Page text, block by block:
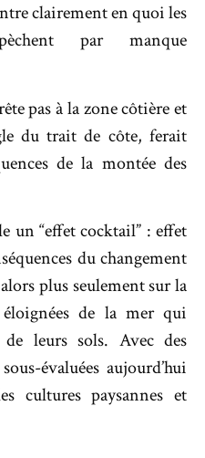
clairement en quoi les
par manque
pas à la zone côtière et
du trait de côte, ferait
de la montée des
un “effet cocktail” : effet
du changement
plus seulement sur la
de la mer qui
leurs sols. Avec des
évaluées aujourd’hui
cultures paysannes et